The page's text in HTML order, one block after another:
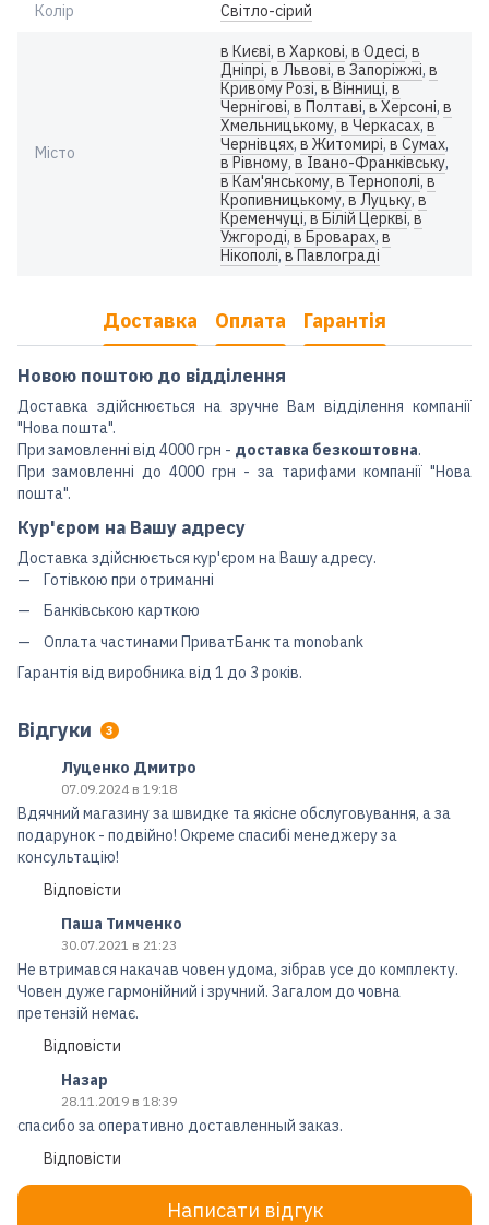
Колір Світло-сірий
Місто
в Києві, в Харкові, в Одесі, в
Дніпрі, в Львові, в Запоріжжі, в
Кривому Розі, в Вінниці, в
Чернігові, в Полтаві, в Херсоні, в
Хмельницькому, в Черкасах, в
Чернівцях, в Житомирі, в Сумах,
в Рівному, в Івано-Франківську,
в Кам'янському, в Тернополі, в
Кропивницькому, в Луцьку, в
Кременчуці, в Білій Церкві, в
Ужгороді, в Броварах, в
Нікополі, в Павлограді
Доставка Оплата Гарантія
Новою поштою до відділення
Доставка здійснюється на зручне Вам відділення компанії
"Нова пошта".
При замовленні від 4000 грн - доставка безкоштовна.
При замовленні до 4000 грн - за тарифами компанії "Нова
пошта".
Кур'єром на Вашу адресу
Доставка здійснюється кур'єром на Вашу адресу.
Готівкою при отриманні
Банківською карткою
Оплата частинами ПриватБанк та monobank
Гарантія від виробника від 1 до 3 років.
Відгуки 3
Луценко Дмитро
07.09.2024 в 19:18
Вдячний магазину за швидке та якісне обслуговування, а за
подарунок - подвійно! Окреме спасибі менеджеру за
консультацію!
Відповісти
Паша Тимченко
30.07.2021 в 21:23
Не втримався накачав човен удома, зібрав усе до комплекту.
Човен дуже гармонійний і зручний. Загалом до човна
претензій немає.
Відповісти
Назар
28.11.2019 в 18:39
спасибо за оперативно доставленный заказ.
Відповісти
Написати відгук